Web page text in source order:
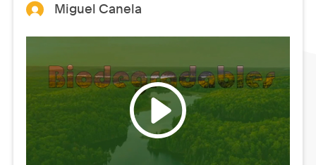
Miguel Canela